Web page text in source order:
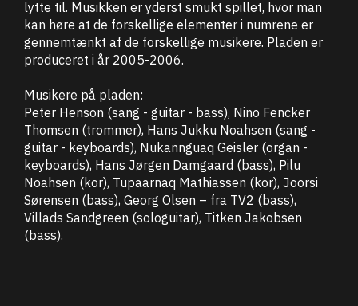
lytte til. Musikken er yderst smukt spillet, hvor man
kan høre at de forskellige elementer i numrene er
gennemtænkt af de forskellige musikere. Pladen er
produceret i år 2005-2006.
Musikere på pladen:
Peter Henson (sang - guitar - bass), Nino Fencker
Thomsen (trommer), Hans Jukku Noahsen (sang -
guitar - keyboards), Nukannguaq Geisler (organ -
keyboards), Hans Jørgen Damgaard (bass), Pilu
Noahsen (kor), Tupaarnaq Mathiassen (kor), Joorsi
Sørensen (bass), Georg Olsen – fra TV2 (bass),
Villads Sandgreen (sologuitar), Titken Jakobsen
(bass).